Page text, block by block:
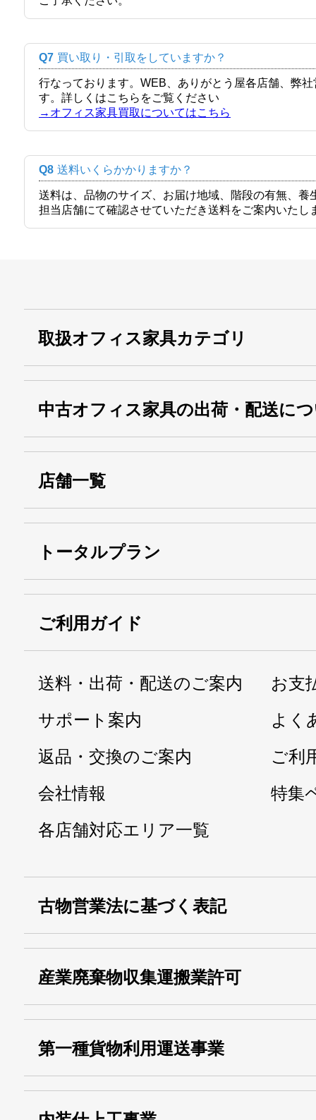
Q7 買い取り・引取をしていますか？
行なっております。WEB、ありがとう屋各店舗、弊
す。詳しくはこちらをご覧ください
→オフィス家具買取についてはこちら
Q8 送料いくらかかりますか？
送料は、品物のサイズ、お届け地域、階段の有無、
担当店舗にて確認させていただき送料をご案内いたし
取扱オフィス家具カテゴリ
中古オフィス家具の出荷・配送に
店舗一覧
トータルプラン
ご利用ガイド
送料・出荷・配送のご案内
お支
サポート案内
よく
返品・交換のご案内
ご利
会社情報
特集
各店舗対応エリア一覧
古物営業法に基づく表記
産業廃棄物収集運搬業許可
運搬業許可証番号：
13000155805
第一種貨物利用運送事業